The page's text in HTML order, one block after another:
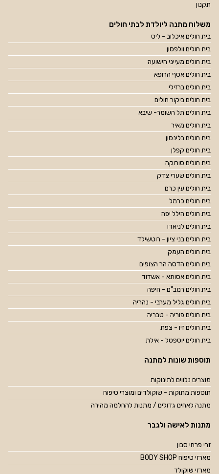
תקנון
משלוח מתנה ליולדת לבתי חולים
בית חולים איכלוב - ליס
בית חולים וולפסון
בית חולים מעייני הישועה
בית חולים אסף הרופא
בית חולים ברזילי
בית חולים ביקור חולים
בית חולים תל השומר- שיבא
בית חולים מאיר
בית חולים בלינסון
בית חולים קפלן
בית חולים סורוקה
בית חולים שערי צדק
בית חולים עין כרם
בית חולים כרמל
בית חולים הילל יפה
בית חולים לניאדו
בית חולים בני ציון - רוטשילד
בית חולים העמק
בית חולים הדסה הר הצופים
בית חולים אסותא - אשדוד
בית חולים רמב"ם - חיפה
בית חולים גליל מערבי - נהריה
בית חולים פוריה - טבריה
בית חולים זיו - צפת
בית חולים יוספטל - אילת
תוספות שונות למתנה
מוצרים נלווים לתינוקות
תוספות מתוקות - שוקולדים ומוצרי טיפוח
מתנה לאחים גדולים / מתנות להחלמה מהירה
מתנות לאישה ולגבר
זרי פרחי סבון
מארזי טיפוח BODY SHOP
מארזי שוקולד